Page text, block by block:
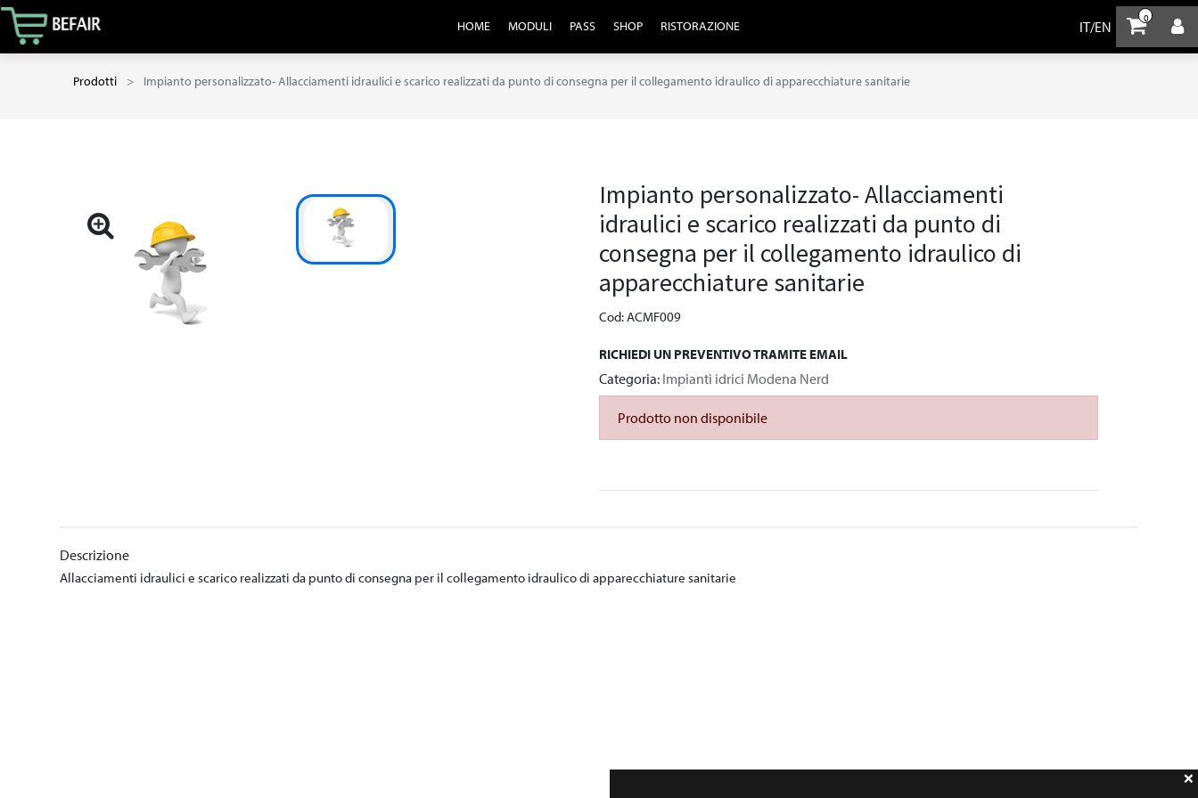
HOME MODULI PASS SHOP RISTORAZIONE
0
IT/EN
Prodotti Impianto personalizzato- Allacciamenti idraulici e scarico realizzati da punto di consegna per il collegamento idraulico di apparecchiature sanitarie
Impianto personalizzato- Allacciamenti
idraulici e scarico realizzati da punto di
consegna per il collegamento idraulico di
apparecchiature sanitarie
Cod: ACMF009
RICHIEDI UN PREVENTIVO TRAMITE EMAIL
Categoria: Impianti idrici Modena Nerd
Prodotto non disponibile
Descrizione
Allacciamenti idraulici e scarico realizzati da punto di consegna per il collegamento idraulico di apparecchiature sanitarie